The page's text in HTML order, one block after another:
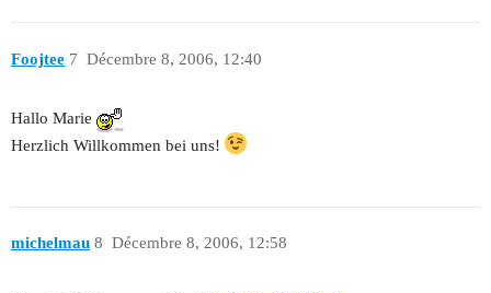
Foojtee Décembre 8, 2006, 12:40
7
Hallo Marie
Herzlich Willkommen bei uns!
michelmau Décembre 8, 2006, 12:58
8